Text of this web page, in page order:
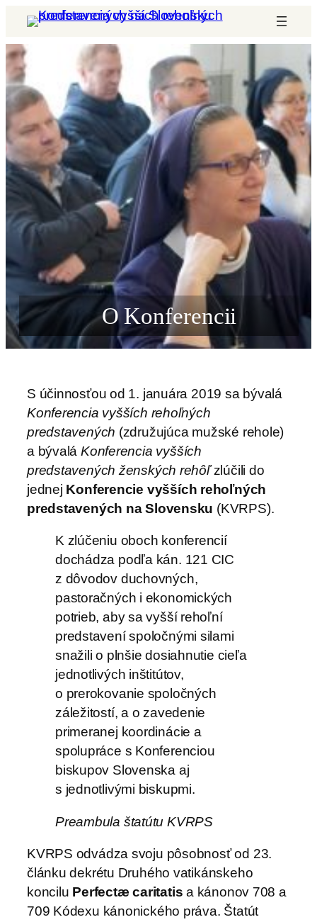
Prejsť
obsah
O Konferencii
S účinnosťou od 1. januára 2019 sa bývalá
Konferencia vyšších rehoľných
predstavených (združujúca mužské rehole)
a bývaláKonferencia vyšších
predstavených ženských rehôľzlúčili do
jednej Konferencie vyšších rehoľných
predstavených na Slovensku (KVRPS).
K zlúčeniu oboch konferencií
dochádza podľa kán. 121 CIC
z dôvodov duchovných,
pastoračných i ekonomických
potrieb, aby sa vyšší rehoľní
predstavení spoločnými silami
snažili o plnšie dosiahnutie cieľa
jednotlivých inštitútov,
o prerokovanie spoločných
záležitostí, a o zavedenie
primeranej koordinácie a
spolupráce s Konferenciou
biskupov Slovenska aj
s jednotlivými biskupmi.
Preambula štatútu KVRPS
KVRPS odvádza svoju pôsobnosť od 23.
článku dekrétu Druhého vatikánskeho
koncilu Perfectæ caritatis a kánonov 708 a
709 Kódexu kánonického práva. Štatút